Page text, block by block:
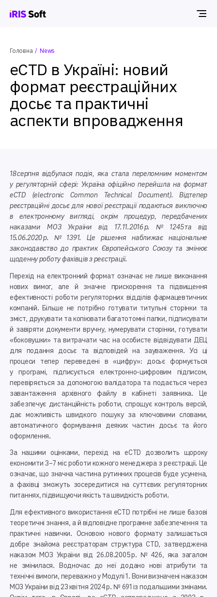
Головна News
eCTD в Україні: новий
формат реєстраційних
досьє та практичні
аспекти впровадження
18 серпня відбулася подія, яка стала переломним моментом
у регуляторній сфері: Україна офіційно перейшла на формат
eCTD (electronic Common Technical Document). Відтепер
реєстраційні досьє для нової реєстрації подаються виключно
в електронному вигляді, окрім процедур, передбачених
наказами МОЗ України від 17.11.2016 р. № 1245 та від
15.06.2020 р. № 1391. Це рішення наближає національне
законодавство до практик Європейського Союзу та змінює
щоденну роботу фахівців з реєстрації.
Перехід на електронний формат означає не лише виконання
нових вимог, але й значне прискорення та підвищення
ефективності роботи регуляторних відділів фармацевтичних
компаній. Більше не потрібно готувати титульні сторінки та
зміст, друкувати та копіювати багатотомні папки, підписувати
й завіряти документи вручну, нумерувати сторінки, готувати
«боковушки» та витрачати час на особисте відвідувати ДЕЦ
для подання досьє та відповідей на зауваження. Усі ці
процеси тепер переведені в «цифру»: досьє формується
у програмі, підписується електронно-цифровим підписом,
перевіряється за допомогою валідатора та подається через
завантаження архівного файлу в кабінеті заявника. Це
забезпечує дистанційність роботи, спрощує контроль версій,
дає можливість швидкого пошуку за ключовими словами,
автоматичного формування деяких частин досьє та його
оформлення.
За нашими оцінками, перехід на eCTD дозволить щороку
економити 3–7 міс роботи кожного менеджера з реєстрації. Це
означає, що значна частина рутинних процесів буде усунена,
а фахівці зможуть зосередитися на суттєвих регуляторних
питаннях, підвищуючи якість та швидкість роботи.
Для ефективного використання eCTD потрібні не лише базові
теоретичні знання, а й відповідне програмне забезпечення та
практичні навички. Основою нового формату залишається
добре знайома реєстраторам структура CTD, затверджена
наказом МОЗ України від 26.08.2005 р. № 426, яка загалом
не змінилася. Водночас до неї додано нові атрибути та
технічні вимоги, переважно у Модулі 1. Вони визначені наказом
МОЗ України від 23 квітня 2024 р. № 691 із подальшими змінами.